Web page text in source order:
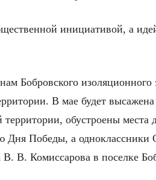
инициативой, а
Бобровского
В мае будет высажена
обустроены
Победы, а одноклассники
Комиссарова в поселке